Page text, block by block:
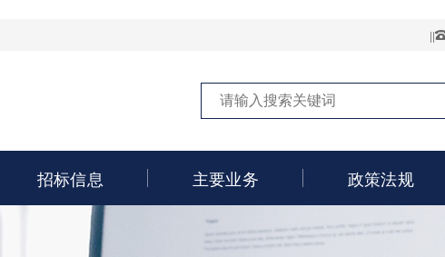
||
招标信息 主要业务 政策法规